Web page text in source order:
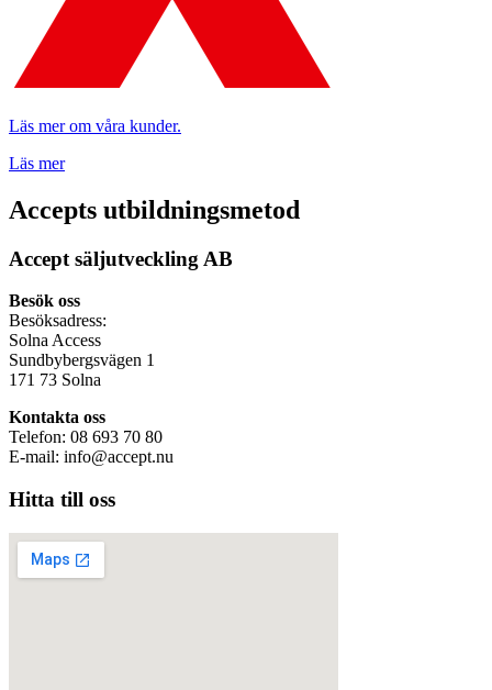
Läs mer om våra kunder.
Läs mer
Accepts utbildningsmetod
Accept säljutveckling AB
Besök oss
Besöksadress:
Solna Access
Sundbybergsvägen 1
171 73 Solna
Kontakta oss
Telefon: 08 693 70 80
E-mail: info@accept.nu
Hitta till oss